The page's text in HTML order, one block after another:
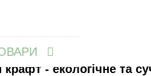
крафт - екологічне та